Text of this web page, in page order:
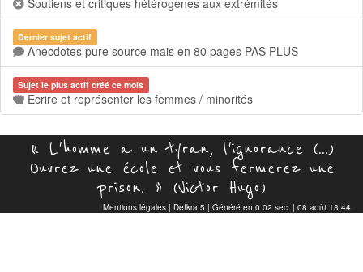
Dernier sujet actif
Anecdotes pure source mais en 80 pages PAS PLUS
Sujet le plus actif créé ce mois
Ecrire et représenter les femmes / minorités
« L'homme a un tyran, l'ignorance (...)
Ouvrez une école et vous fermerez une
prison. » (Victor Hugo)
Mentions légales | Defkra 5 | Généré en 0.02 sec. | 08 août 13:44